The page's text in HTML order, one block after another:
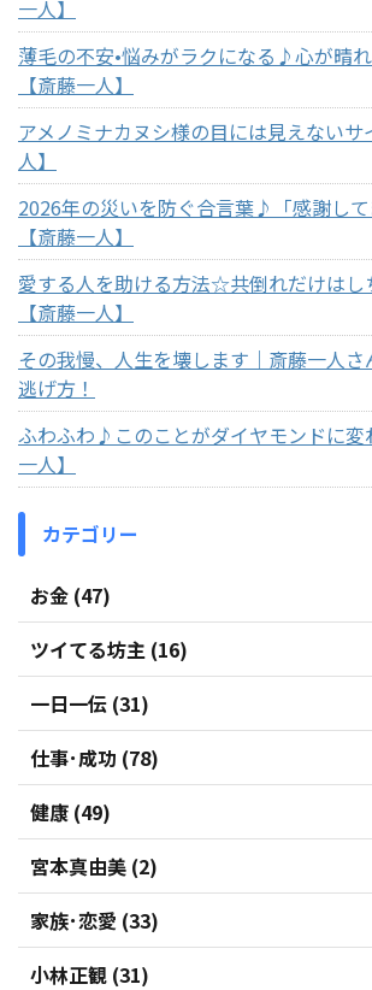
一人】
薄毛の不安•悩みがラクになる♪心が晴
【斎藤一人】
アメノミナカヌシ様の目には見えない
人】
2026年の災いを防ぐ合言葉♪「感謝し
【斎藤一人】
愛する人を助ける方法☆共倒れだけはし
【斎藤一人】
その我慢、人生を壊します｜斎藤一人
逃げ方！
ふわふわ♪このことがダイヤモンドに
一人】
カテゴリー
お金 (47)
ツイてる坊主 (16)
一日一伝 (31)
仕事･成功 (78)
健康 (49)
宮本真由美 (2)
家族･恋愛 (33)
小林正観 (31)